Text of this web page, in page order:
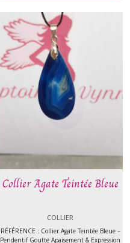
Collier Agate Teintée Bleue
COLLIER
RÉFÉRENCE : Collier Agate Teintée Bleue –
Pendentif Goutte Apaisement & Expression